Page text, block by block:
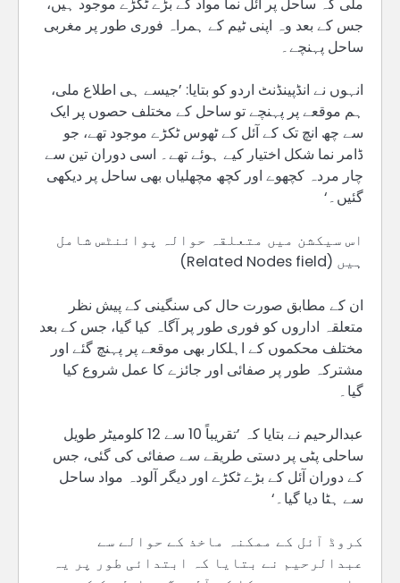
ملی کہ ساحل پر آئل نما مواد کے بڑے ٹکڑے موجود ہیں،
جس کے بعد وہ اپنی ٹیم کے ہمراہ فوری طور پر مغربی
ساحل پہنچے۔
انہوں نے انڈپینڈنٹ اردو کو بتایا: ’جیسے ہی اطلاع ملی،
ہم موقعے پر پہنچے تو ساحل کے مختلف حصوں پر ایک
سے چھ انچ تک کے آئل کے ٹھوس ٹکڑے موجود تھے، جو
ڈامر نما شکل اختیار کیے ہوئے تھے۔ اسی دوران تین سے
چار مردہ کچھوے اور کچھ مچھلیاں بھی ساحل پر دیکھی
گئیں۔‘
اس سیکشن میں متعلقہ حوالہ پوائنٹس شامل
ہیں (Related Nodes field)
ان کے مطابق صورت حال کی سنگینی کے پیش نظر
متعلقہ اداروں کو فوری طور پر آگاہ کیا گیا، جس کے بعد
مختلف محکموں کے اہلکار بھی موقعے پر پہنچ گئے اور
مشترکہ طور پر صفائی اور جائزے کا عمل شروع کیا
گیا۔
عبدالرحیم نے بتایا کہ ’تقریباً 10 سے 12 کلومیٹر طویل
ساحلی پٹی پر دستی طریقے سے صفائی کی گئی، جس
کے دوران آئل کے بڑے ٹکڑے اور دیگر آلودہ مواد ساحل
سے ہٹا دیا گیا۔‘
کروڈ آئل کے ممکنہ ماخذ کے حوالے سے
عبدالرحیم نے بتایا کہ ابتدائی طور پر یہ